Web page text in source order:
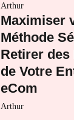
Arthur
Maximiser
Méthode
Retirer des
de Votre
eCom
Arthur